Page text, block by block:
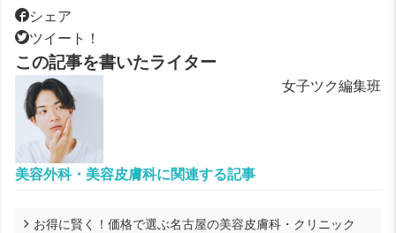
シェア
ツイート！
この記事を書いたライター
女子ツク編集班
美容外科・美容皮膚科に関連する記事
お得に賢く！価格で選ぶ名古屋の美容皮膚科・クリニック